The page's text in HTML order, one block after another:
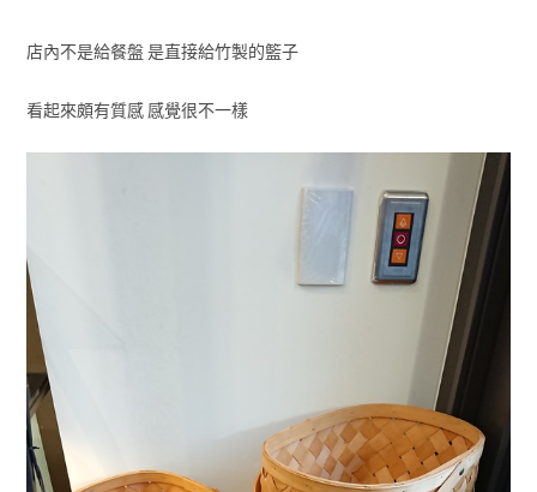
店內不是給餐盤 是直接給竹製的籃子
看起來頗有質感 感覺很不一樣